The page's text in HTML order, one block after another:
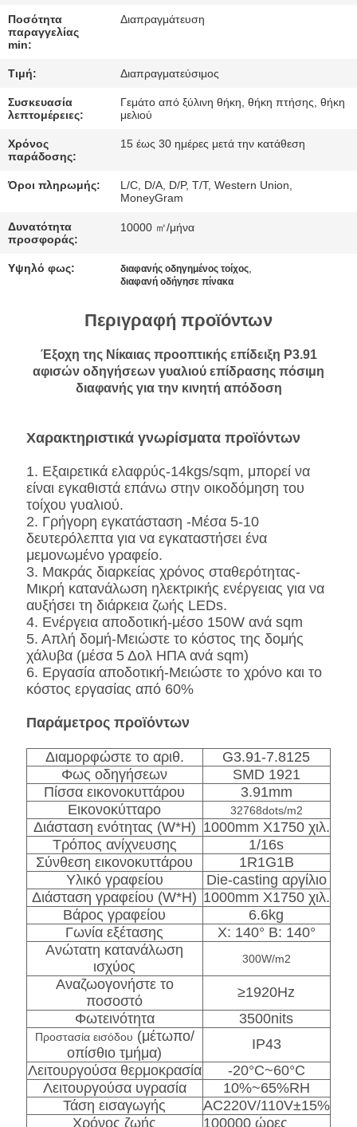
ΕΙΔΉΣΕΙΣ
ΠΕΡΙΠΤΏΣΕΙΣ
ΣΥΝΟΜΙΛΊΑ
ΤΏΡΑ
SITEMAP
ΠΟΛΙΤΙΚΉ
Ποσότητα
παραγγελίας
min:
Διαπραγμάτευση
Τιμή: Διαπραγματεύσιμος
Συσκευασία
λεπτομέρειες:
Γεμάτο από ξύλινη θήκη, θήκη πτήσης, θήκη
μελιού
Χρόνος
παράδοσης:
15 έως 30 ημέρες μετά την κατάθεση
Όροι πληρωμής:
L/C, D/A, D/P, T/T, Western Union,
MoneyGram
Δυνατότητα
προσφοράς:
10000 ㎡/μήνα
Υψηλό φως: διαφανής οδηγημένος τοίχος
διαφανή οδήγησε πίνακα
Περιγραφή προϊόντων
Έξοχη της Νίκαιας προοπτικής επίδειξη P3.91
αφισών οδηγήσεων γυαλιού επίδρασης πόσιμη
διαφανής για την κινητή απόδοση
Χαρακτηριστικά γνωρίσματα προϊόντων
1. Εξαιρετικά ελαφρύς-14kgs/sqm, μπορεί να
είναι εγκαθιστά επάνω στην οικοδόμηση του
τοίχου γυαλιού.
2. Γρήγορη εγκατάσταση -Μέσα 5-10
δευτερόλεπτα για να εγκαταστήσει ένα
μεμονωμένο γραφείο.
3. Μακράς διαρκείας χρόνος σταθερότητας-
Μικρή κατανάλωση ηλεκτρικής ενέργειας για να
αυξήσει τη διάρκεια ζωής LEDs.
4. Ενέργεια αποδοτική-μέσο 150W ανά sqm
5. Απλή δομή-Μειώστε το κόστος της δομής
χάλυβα (μέσα 5 Δολ ΗΠΑ ανά sqm)
6. Εργασία αποδοτική-Μειώστε το χρόνο και το
κόστος εργασίας από 60%
Παράμετρος προϊόντων
Διαμορφώστε το αριθ.
G3.91-7.8125
Φως οδηγήσεων
SMD 1921
Πίσσα εικονοκυττάρου
3.91mm
Εικονοκύτταρο
32768dots/m2
Διάσταση ενότητας (W*H) 1000mm X1750 χιλ.
Τρόπος ανίχνευσης
1/16s
Σύνθεση εικονοκυττάρου
1R1G1B
Υλικό γραφείου
Die-casting αργίλιο
Διάσταση γραφείου (W*H) 1000mm X1750 χιλ.
Βάρος γραφείου
6.6kg
Γωνία εξέτασης
Χ: 140° Β: 140°
Ανώτατη κατανάλωση
ισχύος
300W/m2
Αναζωογονήστε το
ποσοστό
≥1920Hz
Φωτεινότητα
3500nits
Προστασία εισόδου (μέτωπο/
οπίσθιο τμήμα)
IP43
Λειτουργούσα θερμοκρασία
-20°C~60°C
Λειτουργούσα υγρασία
10%~65%RH
Τάση εισαγωγής
AC220V/110V±15%
Χρόνος ζωής
100000 ώρες